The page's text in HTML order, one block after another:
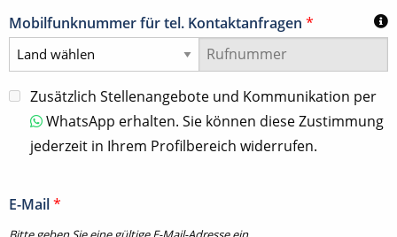
Mobilfunknummer für tel. Kontaktanfragen *
Zusätzlich Stellenangebote und Kommunikation per
WhatsApp erhalten. Sie können diese Zustimmung
jederzeit in Ihrem Profilbereich widerrufen.
E-Mail*